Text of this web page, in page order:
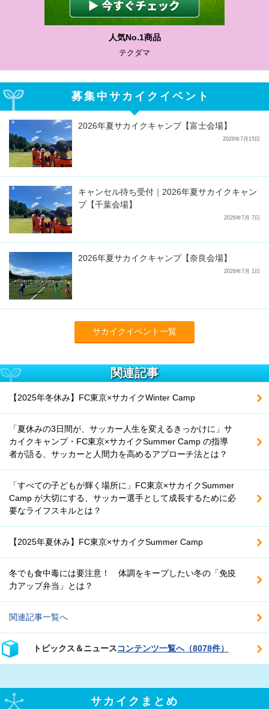
人気No.1商品
テクダマ
募集中サカイクイベント
2026年夏サカイクキャンプ【富士会場】
2026年7月15日
キャンセル待ち受付｜2026年夏サカイクキャン
プ【千葉会場】
2026年7月 7日
2026年夏サカイクキャンプ【奈良会場】
2026年7月 1日
サカイクイベント一覧
関連記事
【2025年冬休み】FC東京×サカイクWinter Camp
「夏休みの3日間が、サッカー人生を変えるきっかけに」サ
カイクキャンプ・FC東京×サカイクSummer Camp の指導
者が語る、サッカーと人間力を高めるアプローチ法とは？
「すべての子どもが輝く場所に」FC東京×サカイクSummer
Camp が大切にする、サッカー選手として成長するために必
要なライフスキルとは？
【2025年夏休み】FC東京×サカイクSummer Camp
冬でも食中毒には要注意！ 体調をキープしたい冬の「免疫
力アップ弁当」とは？
関連記事一覧へ
トピックス＆ニュースコンテンツ一覧へ（8078件）
サカイクまとめ